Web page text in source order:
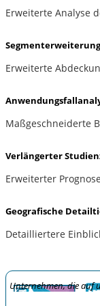
Erweiterte Analyse
Erweiterte
Maßgeschneiderte
Verlängerter
Erweiterter
Geografische
Detailliertere
Unternehmen, die auf